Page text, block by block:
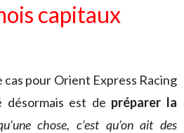
capitaux
cas pour Orient Express Racing
désormais est de préparer la
chose, c’est qu’on ait des